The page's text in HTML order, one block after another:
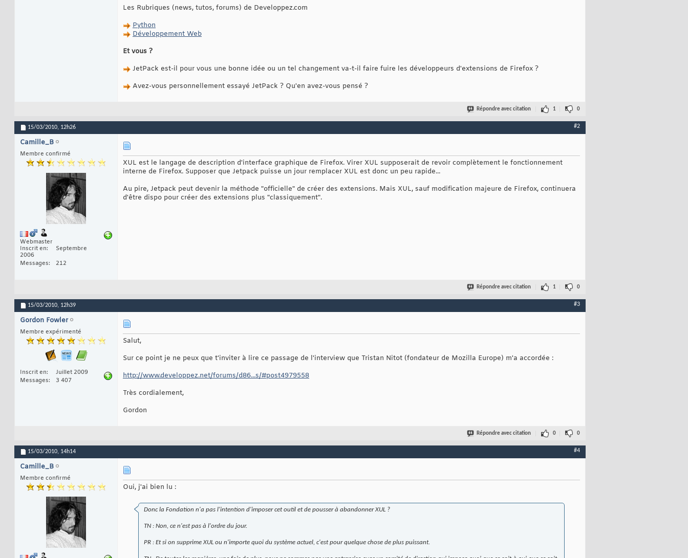
Les Rubriques (news, tutos, forums) de Developpez.com
Python
Développement Web
Et vous ?
JetPack est-il pour vous une bonne idée ou un tel changement va-t-il faire fuire les développeurs d'extensions de Firefox ?
Avez-vous personnellement essayé JetPack ? Qu'en avez-vous pensé ?
Répondre avec citation 1 0
15/03/2010, 12h26 #2
Camille_B
Membre confirmé
Webmaster
Inscrit en
Septembre
2006
Messages
212
XUL est le langage de description d'interface graphique de Firefox. Virer XUL supposerait de revoir complètement le fonctionnement
interne de Firefox. Supposer que Jetpack puisse un jour remplacer XUL est donc un peu rapide...
Au pire, Jetpack peut devenir la méthode "officielle" de créer des extensions. Mais XUL, sauf modification majeure de Firefox, continuera
d'être dispo pour créer des extensions plus "classiquement".
Répondre avec citation 1 0
15/03/2010, 12h39 #3
Gordon Fowler
Membre expérimenté
Inscrit en
Juillet 2009
Messages
3 407
Salut,
Sur ce point je ne peux que t'inviter à lire ce passage de l'interview que Tristan Nitot (fondateur de Mozilla Europe) m'a accordée :
http://www.developpez.net/forums/d86...s/#post4979558
Très cordialement,
Gordon
Répondre avec citation 0 0
15/03/2010, 14h14 #4
Camille_B
Membre confirmé
Oui, j'ai bien lu :
Donc la Fondation n'a pas l'intention d'imposer cet outil et de pousser à abandonner XUL ?
TN : Non, ce n'est pas à l'ordre du jour.
PR : Et si on supprime XUL ou n'importe quoi du système actuel, c'est pour quelque chose de plus puissant.